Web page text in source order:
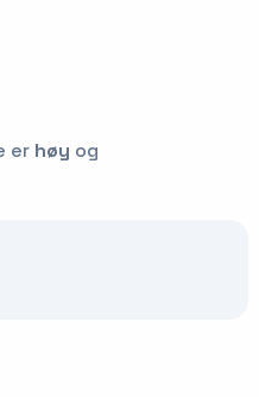
er høy og